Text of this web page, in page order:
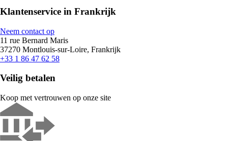
Klantenservice in Frankrijk
Neem contact op
11 rue Bernard Maris
37270 Montlouis-sur-Loire, Frankrijk
+33 1 86 47 62 58
Veilig betalen
Koop met vertrouwen op onze site